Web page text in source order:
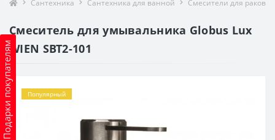
Подарки покупателям
Сантехника Сантехника для ванной Смесители для
Смеситель для умывальника Globus Lux
WIEN SBT2-101
Популярный